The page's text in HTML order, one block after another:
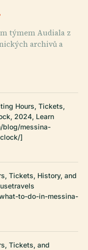
týmem Audiala z
archivů a
Hours, Tickets,
2024, Learn
blog/messina-
]
Tickets, History, and
to-do-in-messina-
Tickets, and